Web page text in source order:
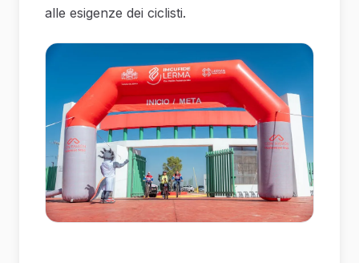
alle esigenze dei ciclisti.